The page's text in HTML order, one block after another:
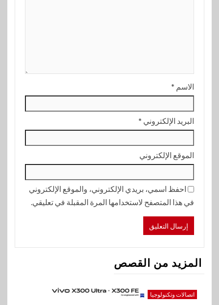
الاسم *
البريد الإلكتروني *
الموقع الإلكتروني
احفظ اسمي، بريدي الإلكتروني، والموقع الإلكتروني
في هذا المتصفح لاستخدامها المرة المقبلة في تعليقي.
المزيد من القصص
اتصالات وتكنولوجيا